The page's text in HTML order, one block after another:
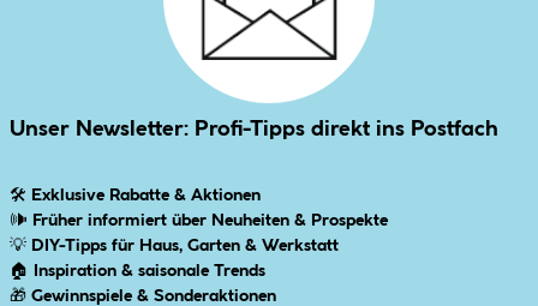
Unser Newsletter: Profi-Tipps direkt ins Postfach
🛠 Exklusive Rabatte & Aktionen
🕪 Früher informiert über Neuheiten & Prospekte
💡 DIY-Tipps für Haus, Garten & Werkstatt
🏠
Inspiration & saisonale Trends
🎁 Gewinnspiele & Sonderaktionen